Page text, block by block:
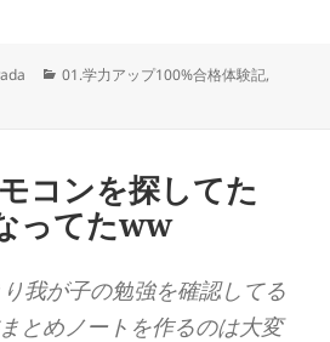
カ
01.学力アップ100%合格体験記,
コンを探してた
ってたww
我が子の勉強を確認してる
とめノートを作るのは大変